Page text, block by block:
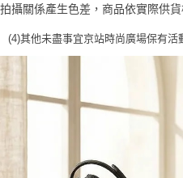
２．關於個人資料處理事宜，請瀏覽
３．未成年的使用者請事先徵得法定
時審查核予不同之上限額度；若仍有
請求用戶進行身份認證。
５．嚴禁一人註冊多個帳號或使用他
恩沛科技股份有限公司將有權停止該
拍攝關係產生色差，商品依實際供貨
(4)其他未盡事宜京站時尚廣場保有活